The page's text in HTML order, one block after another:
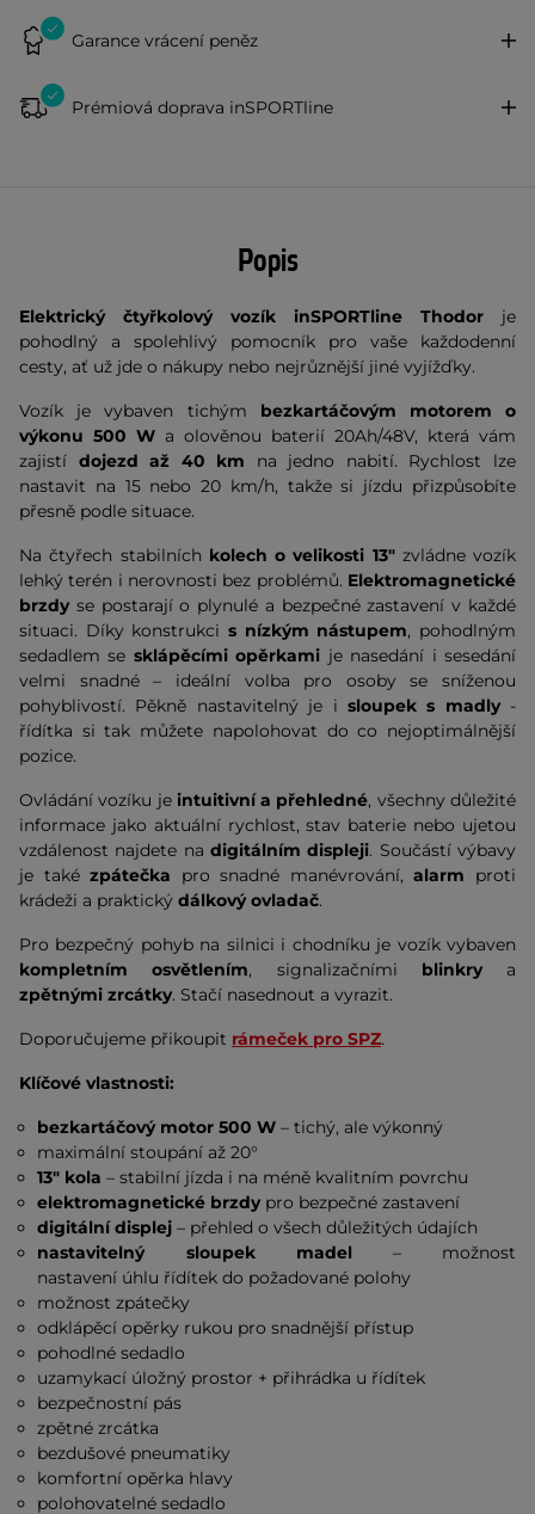
Garance vrácení peněz
Prémiová doprava inSPORTline
Popis
Elektrický čtyřkolový vozík inSPORTline Thodor je
pohodlný a spolehlivý pomocník pro vaše každodenní
cesty, ať už jde o nákupy nebo nejrůznější jiné vyjížďky.
Vozík je vybaven tichým bezkartáčovým motorem o
výkonu 500 W a olověnou baterií 20Ah/48V, která vám
zajistí dojezd až 40 km na jedno nabití. Rychlost lze
nastavit na 15 nebo 20 km/h, takže si jízdu přizpůsobíte
přesně podle situace.
Na čtyřech stabilních kolech o velikosti 13" zvládne vozík
lehký terén i nerovnosti bez problémů. Elektromagnetické
brzdyse postarají o plynulé a bezpečné zastavení v každé
situaci. Díky konstrukci s nízkým nástupem, pohodlným
sedadlem se sklápěcími opěrkami je nasedání i sesedání
velmi snadné – ideální volba pro osoby se sníženou
pohyblivostí. Pěkně nastavitelný je i sloupek s madly-
řídítka si tak můžete napolohovat do co nejoptimálnější
pozice.
Ovládání vozíku je intuitivní a přehledné, všechny důležité
informace jako aktuální rychlost, stav baterie nebo ujetou
vzdálenost najdete na digitálním displeji. Součástí výbavy
je takézpátečka pro snadné manévrování,alarm proti
krádeži a praktický dálkový ovladač.
Pro bezpečný pohyb na silnici i chodníku je vozík vybaven
kompletním osvětlením, signalizačními blinkrya
zpětnými zrcátky. Stačí nasednout a vyrazit.
Doporučujeme přikoupit rámeček pro SPZ.
Klíčové vlastnosti:
bezkartáčový motor 500 W – tichý, ale výkonný
maximální stoupání až 20°
13" kola – stabilní jízda i na méně kvalitním povrchu
elektromagnetické brzdypro bezpečné zastavení
digitální displej – přehled o všech důležitých údajích
nastavitelný sloupek madel – možnost
nastavení úhlu řídítek do požadované polohy
možnost zpátečky
odklápěcí opěrky rukou pro snadnější přístup
pohodlné sedadlo
uzamykací úložný prostor + přihrádka u řídítek
bezpečnostní pás
zpětné zrcátka
bezdušové pneumatiky
komfortní opěrka hlavy
polohovatelné sedadlo